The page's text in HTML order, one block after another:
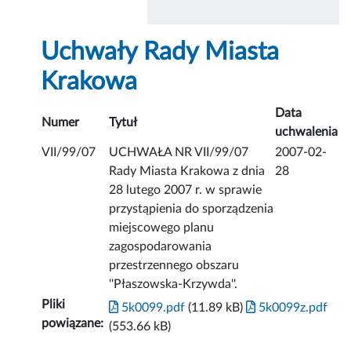
Uchwały Rady Miasta
Krakowa
Numer Tytuł
Data
uchwalenia
VII/99/07
UCHWAŁA NR VII/99/07
Rady Miasta Krakowa z dnia
28 lutego 2007 r. w sprawie
przystąpienia do sporządzenia
miejscowego planu
zagospodarowania
przestrzennego obszaru
''Płaszowska-Krzywda''.
2007-02-
28
Pliki
powiązane:
5k0099.pdf (11.89 kB)
5k0099z.pdf
(553.66 kB)